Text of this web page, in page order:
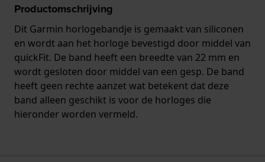
Productomschrijving
Dit Garmin horlogebandje is gemaakt van siliconen
en wordt aan het horloge bevestigd door middel van
quickFit. De band heeft een breedte van 22 mm en
wordt gesloten door middel van een gesp. De band
heeft geen rechte aanzet wat betekent dat deze
band alleen geschikt is voor de horloges die
hieronder worden vermeld.